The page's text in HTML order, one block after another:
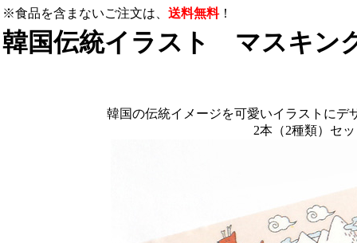
※食品を含まないご注文は、 送料無料！
韓国伝統イラスト マスキン
韓国の伝統イメージを可愛いイラストにデ
2本（2種類）セ